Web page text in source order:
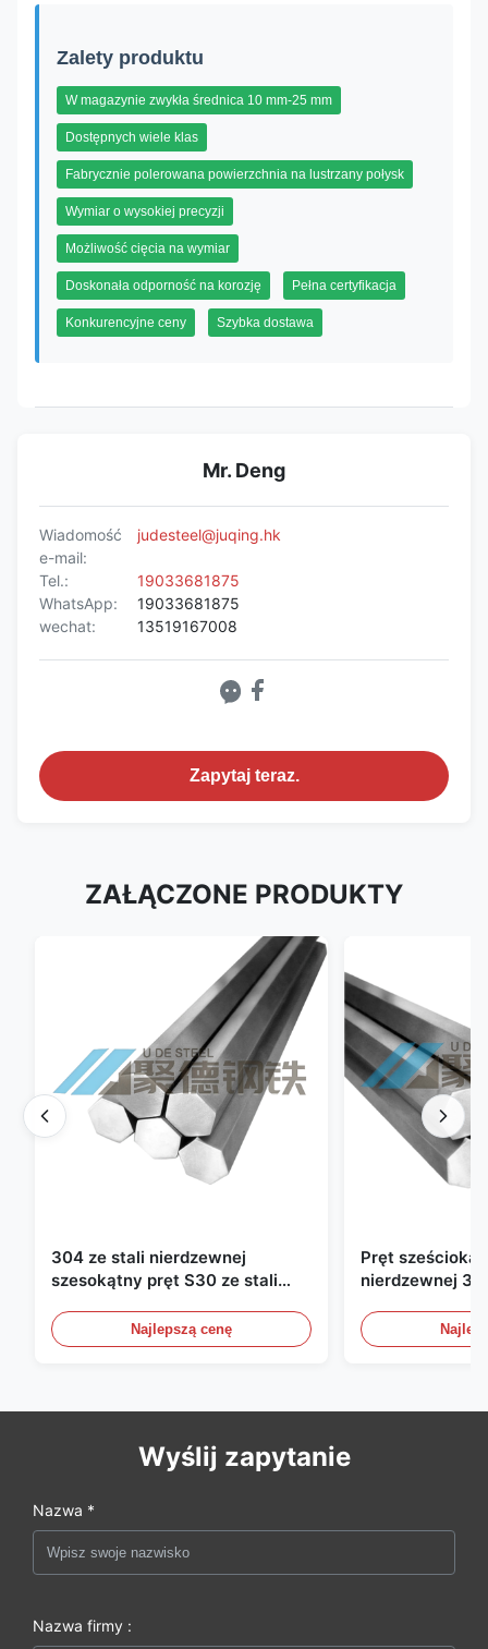
Zalety produktu
W magazynie zwykła średnica 10 mm-25 mm
Dostępnych wiele klas
Fabrycznie polerowana powierzchnia na lustrzany połysk
Wymiar o wysokiej precyzji
Możliwość cięcia na wymiar
Doskonała odporność na korozję Pełna certyfikacja
Konkurencyjne ceny Szybka dostawa
Mr. Deng
Wiadomość
e-mail:
judesteel@juqing.hk
Tel.:
19033681875
WhatsApp:
19033681875
wechat:
13519167008
Zapytaj teraz.
ZAŁĄCZONE PRODUKTY
304 ze stali nierdzewnej
szesokątny pręt S30 ze stali
wyciągniętej na zimno
Najlepszą cenę
Pręt
nierdzewnej
jasnej stali
przemysłu
Wyślij zapytanie
Nazwa *
Nazwa firmy :